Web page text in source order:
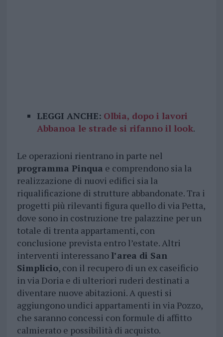
LEGGI ANCHE: Olbia, dopo i lavori
Abbanoa le strade si rifanno il look.
Le operazioni rientrano in parte nel
programma Pinqua e comprendono sia la
realizzazione di nuovi edifici sia la
riqualificazione di strutture abbandonate. Tra i
progetti più rilevanti figura quello di via Petta,
dove sono in costruzione tre palazzine per un
totale di trenta appartamenti, con
conclusione prevista entro l’estate. Altri
interventi interessano l’area di San
Simplicio, con il recupero di un ex caseificio
in via Doria e di ulteriori ruderi destinati a
diventare nuove abitazioni. A questi si
aggiungono undici appartamenti in via Pozzo,
che saranno concessi con formule di affitto
calmierato e possibilità di acquisto.